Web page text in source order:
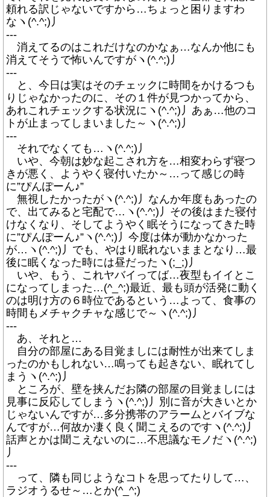
頼れる訳じゃないですから…ちょっと困りますわ
なヽ(^.^;)丿
---
消えてるのはこれだけなのかなぁ…なんか他にも
消えてそうで怖いんですがヽ(^.^;)丿
---
と、今日は実はそのチェックに時間をかけるつも
りじゃなかったのに、その１件が見つかってから、
あれこれチェックする状況にヽ(^.^;)丿あぁ…他のコ
トが止まってしまいました～ヽ(^.^;)丿
---
それでなくても…ヽ(^.^;)丿
いや、今朝は妙な起こされ方を…相変わらず寝つ
きが悪く、ようやく寝付いたか～…って感じの時
に”ぴんぽーん♪”
無視したかったがヽ(^.^;)丿なんか年度もあったの
で、出てみると宅配で…ヽ(^.^;)丿その後はまた寝付
けなくなり、そしてようやく眠そうになってきた時
に”ぴんぽーん♪”ヽ(^.^;)丿今度は体が動かなかった
が…ヽ(^.^;)丿でも、やはり眠れないままとなり…最
後に眠くなった時には昼だったヽ(;_;)丿
いや、もう、これヤバイってば…夜型もイイとこ
になってしまった…(^_^;)最近、最も頭が活発に動く
のは明け方の６時位であるという…よって、食事の
時間もメチャクチャな感じで～ヽ(^.^;)丿
---
あ、それと…
自分の部屋にある目覚ましには耐性が出来てしま
ったのかもしれない…鳴っても起きない、眠れてし
まうヽ(^.^;)丿
ところが、壁を挟んだお隣の部屋の目覚ましには
見事に反応してしまうヽ(^.^;)丿別に音が大きいとか
じゃないんですが…多分携帯のアラームとバイブな
んですが…何故か凄く良く聞こえるのですヽ(^.^;)丿
話声とかは聞こえないのに…不思議なモノだヽ(^.^;)
丿
---
って、隣も同じようなコトを思ってたりして…、
ラジオうるせ～…とか(^_^;)